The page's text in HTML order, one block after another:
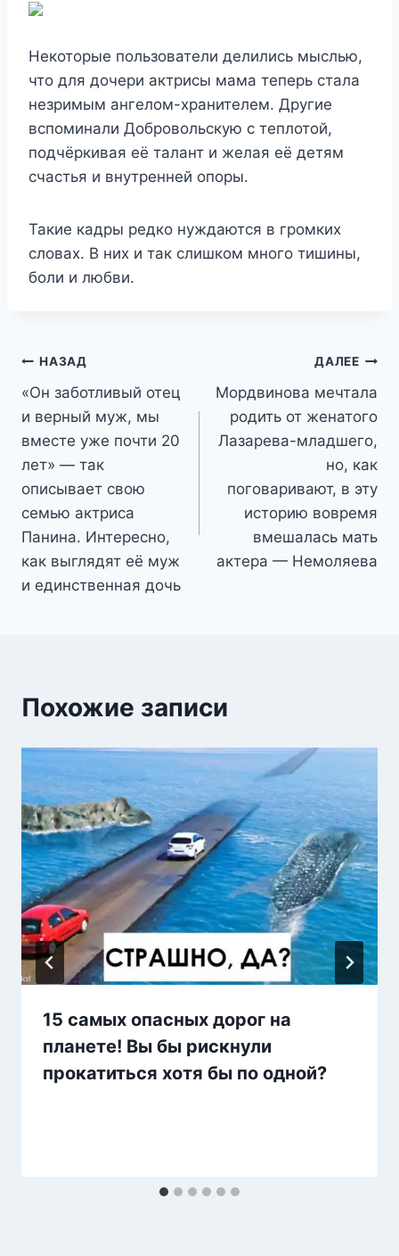
Некоторые пользователи делились мыслью,
что для дочери актрисы мама теперь стала
незримым ангелом-хранителем. Другие
вспоминали Добровольскую с теплотой,
подчёркивая её талант и желая её детям
счастья и внутренней опоры.
Такие кадры редко нуждаются в громких
словах. В них и так слишком много тишины,
боли и любви.
Навигация
по
записям
НАЗАД
«Он заботливый отец
и верный муж, мы
вместе уже почти 20
лет» — так
описывает свою
семью актриса
Панина. Интересно,
как выглядят её муж
и единственная дочь
ДАЛЕЕ
Мордвинова мечтала
родить от женатого
Лазарева-младшего,
но, как
поговаривают, в эту
историю вовремя
вмешалась мать
актера — Немоляева
Похожие записи
15 самых опасных дорог на
планете! Вы бы рискнули
прокатиться хотя бы по одной?